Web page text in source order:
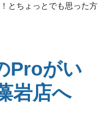
とちょっとでも思った方
Proがい
岩店へ